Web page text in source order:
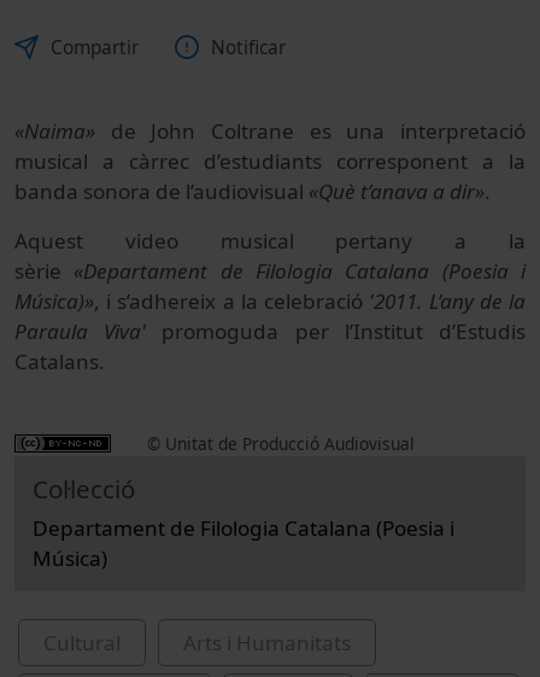
Compartir Notificar
«Naima» de John Coltrane es una interpretació
musical a càrrec d’estudiants corresponent a la
banda sonora de l’audiovisual «Què t’anava a dir».
Aquest video musical pertany a la
sèrie «Departament de Filologia Catalana (Poesia i
Música)», i s’adhereix a la celebració '2011. L’any de la
Paraula Viva' promoguda per l’Institut d’Estudis
Catalans.
© Unitat de Producció Audiovisual
Col·lecció
Departament de Filologia Catalana (Poesia i
Música)
Cultural
Arts i Humanitats